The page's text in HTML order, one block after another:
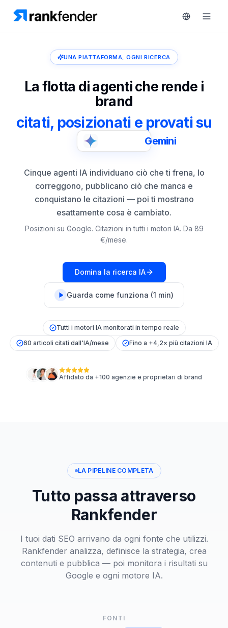
Piattaforma
Engine
Monitoraggio
concorrenti
keyword
Assistant
Integrazioni
ANALIZZA
analisi
gratuiti
una
UNA PIATTAFORMA, OGNI RICERCA
La flotta di agenti che rende i
brand
citati, posizionati e provati su
Perplexity
Cinque agenti IA individuano ciò che ti frena, lo
correggono, pubblicano ciò che manca e
conquistano le citazioni — poi ti mostrano
esattamente cosa è cambiato.
Posizioni su Google. Citazioni in tutti i motori IA. Da 89
€/mese.
Domina la ricerca IA
Guarda come funziona (1 min)
Tutti i motori IA monitorati in tempo reale
60 articoli citati dall'IA/mese
Fino a +4,2× più citazioni IA
Affidato da +100 agenzie e proprietari di brand
LA PIPELINE COMPLETA
Tutto passa attraverso
Rankfender
I tuoi dati SEO arrivano da ogni fonte che utilizzi.
Rankfender analizza, definisce la strategia, crea
contenuti e pubblica — poi monitora i risultati su
Google e ogni motore IA.
FONTI